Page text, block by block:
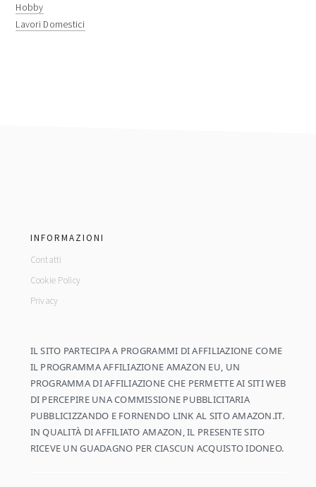
Hobby
Lavori Domestici
INFORMAZIONI
Contatti
Cookie Policy
Privacy
IL SITO PARTECIPA A PROGRAMMI DI AFFILIAZIONE COME
IL PROGRAMMA AFFILIAZIONE AMAZON EU, UN
PROGRAMMA DI AFFILIAZIONE CHE PERMETTE AI SITI WEB
DI PERCEPIRE UNA COMMISSIONE PUBBLICITARIA
PUBBLICIZZANDO E FORNENDO LINK AL SITO AMAZON.IT.
IN QUALITÀ DI AFFILIATO AMAZON, IL PRESENTE SITO
RICEVE UN GUADAGNO PER CIASCUN ACQUISTO IDONEO.